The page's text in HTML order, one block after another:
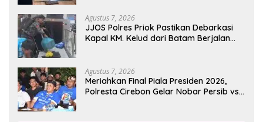
Agustus 7, 2026
JJOS Polres Priok Pastikan Debarkasi
Kapal KM. Kelud dari Batam Berjalan
Agustus 7, 2026
Meriahkan Final Piala Presiden 2026,
Polresta Cirebon Gelar Nobar Persib vs